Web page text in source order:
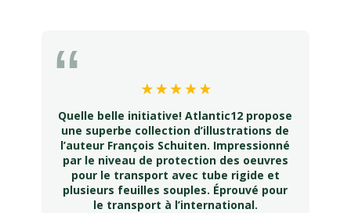
Quelle belle initiative! Atlantic12 propose
une superbe collection d’illustrations de
l’auteur François Schuiten. Impressionné
par le niveau de protection des oeuvres
pour le transport avec tube rigide et
plusieurs feuilles souples. Éprouvé pour
le transport à l’international.